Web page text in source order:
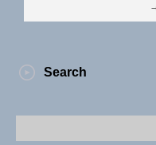
Search